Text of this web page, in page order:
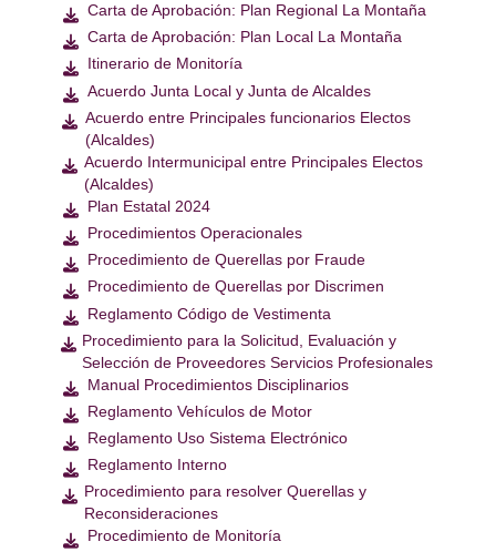
 Carta de Aprobación: Plan Regional La Montaña
 Carta de Aprobación: Plan Local La Montaña
 Itinerario de Monitoría
 Acuerdo Junta Local y Junta de Alcaldes
 Acuerdo entre Principales funcionarios Electos
(Alcaldes)
 Acuerdo Intermunicipal entre Principales Electos
(Alcaldes)
 Plan Estatal 2024
 Procedimientos Operacionales
 Procedimiento de Querellas por Fraude
 Procedimiento de Querellas por Discrimen
 Reglamento Código de Vestimenta
 Procedimiento para la Solicitud, Evaluación y
Selección de Proveedores Servicios Profesionales
 Manual Procedimientos Disciplinarios
 Reglamento Vehículos de Motor
 Reglamento Uso Sistema Electrónico
 Reglamento Interno
 Procedimiento para resolver Querellas y
Reconsideraciones
 Procedimiento de Monitoría